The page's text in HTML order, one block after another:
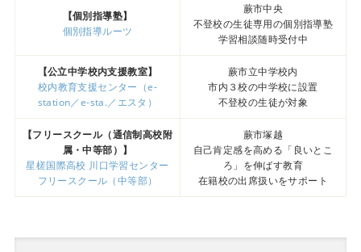
【個別指導塾】
個別指導ルーツ
蕨市中央
不登校の生徒専用の個別指導塾
学習相談随時受付中
【公立中学校内支援教室】
校内教育支援センター（e-
station／e-sta.／エスタ）
蕨市立中学校内
市内３校の中学校に設置
不登校の生徒が対象
【フリースクール（通信制高校附
属・中等部）】
星槎国際高校 川口学習センター
フリースクール（中等部）
蕨市塚越
自己肯定感を高める「良いとこ
ろ」を伸ばす教育
在籍校の出席扱いをサポート